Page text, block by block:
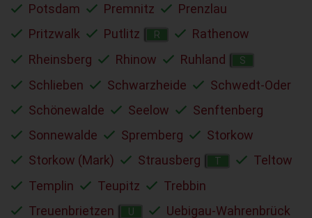
Potsdam
Premnitz
Prenzlau
Pritzwalk
Putlitz R
Rathenow
Rheinsberg
Rhinow Ruhland S
Schlieben Schwarzheide
Schwedt-Oder
Schönewalde
Seelow
Senftenberg
Sonnewalde
Spremberg
Storkow
Storkow (Mark)
Strausberg T
Teltow
Templin
Teupitz
Trebbin
Treuenbrietzen
U Uebigau-Wahrenbrück